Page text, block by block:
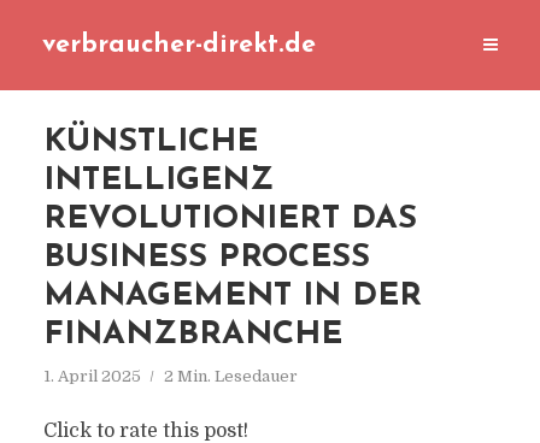
verbraucher-direkt.de
KÜNSTLICHE
INTELLIGENZ
REVOLUTIONIERT DAS
BUSINESS PROCESS
MANAGEMENT IN DER
FINANZBRANCHE
1. April 2025 2 Min. Lesedauer
Click to rate this post!